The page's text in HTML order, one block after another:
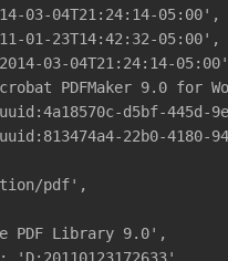
03-04T21:24:14-05:00',
01-23T14:42:32-05:00',
03-04T21:24:14-
PDFMaker 9.0 for
d5bf-445d-
22b0-4180-
pdf',
PDF Library 9.0',